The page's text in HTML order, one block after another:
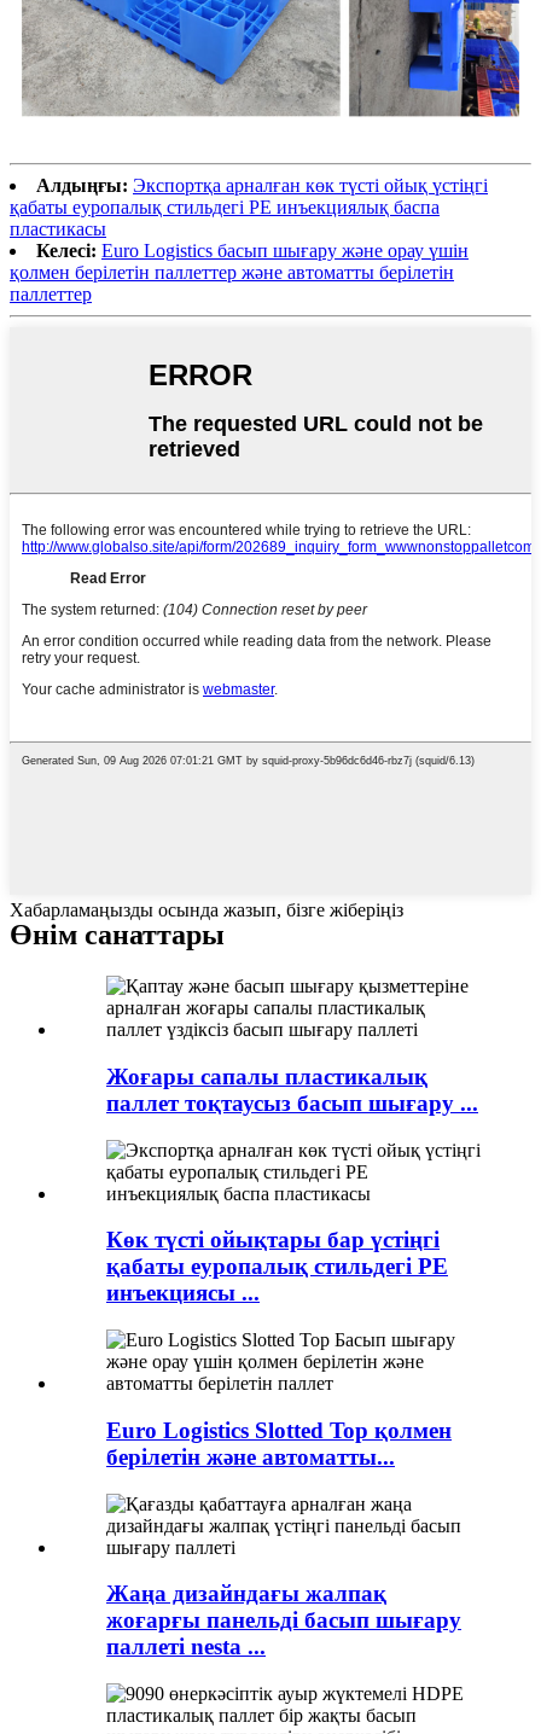
Алдыңғы: Экспортқа арналған көк түсті ойық үстіңгі
қабаты еуропалық стильдегі PE инъекциялық баспа
пластикасы
Келесі: Euro Logistics басып шығару және орау үшін
қолмен берілетін паллеттер және автоматты берілетін
паллеттер
Хабарламаңызды осында жазып, бізге жіберіңіз
Өнім санаттары
Жоғары сапалы пластикалық
паллет тоқтаусыз басып шығару ...
Көк түсті ойықтары бар үстіңгі
қабаты еуропалық стильдегі PE
инъекциясы ...
Euro Logistics Slotted Top қолмен
берілетін және автоматты...
Жаңа дизайндағы жалпақ
жоғарғы панельді басып шығару
паллеті nesta ...